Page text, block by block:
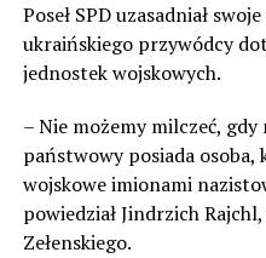
Poseł SPD uzasadniał
ukraińskiego przywódcy
jednostek wojskowych.
– Nie możemy milczeć,
państwowy posiada
wojskowe imionami
powiedział Jindrzich
Zełenskiego.